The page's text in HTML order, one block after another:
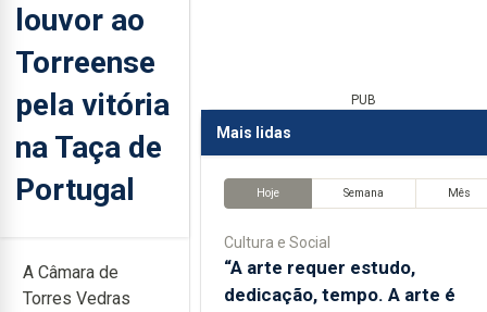
louvor ao
Torreense
pela vitória
na Taça de
Portugal
A Câmara de
Torres Vedras
PUB
Mais lidas
Hoje Semana Mês
Cultura e Social
“A arte requer estudo,
dedicação, tempo. A arte é